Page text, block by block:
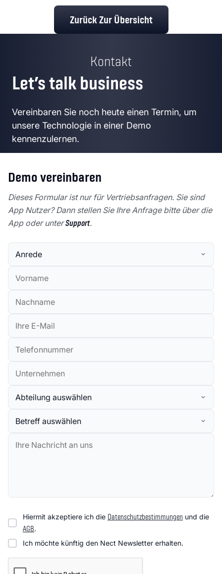
Zurück Zur Übersicht
Kontakt
Let’s talk business
Vereinbaren Sie noch heute einen Termin, um
unsere Technologie in einer Demo
kennenzulernen.
Demo vereinbaren
Dieses Formular ist nur für Vertriebsanfragen. Sie sind
App Nutzer? Dann stellen Sie Ihre Anfrage bitte über die
App oder unterSupport.
Anrede
Vorname
Nachname
E-Mail (geschäftlich)
Telefonnummer
Unternehmen
Abteilung
Betreff
Nachricht
Hiermit akzeptiere ich die Datenschutzbestimmungen und die
AGB.
Ich möchte künftig den Nect Newsletter erhalten.